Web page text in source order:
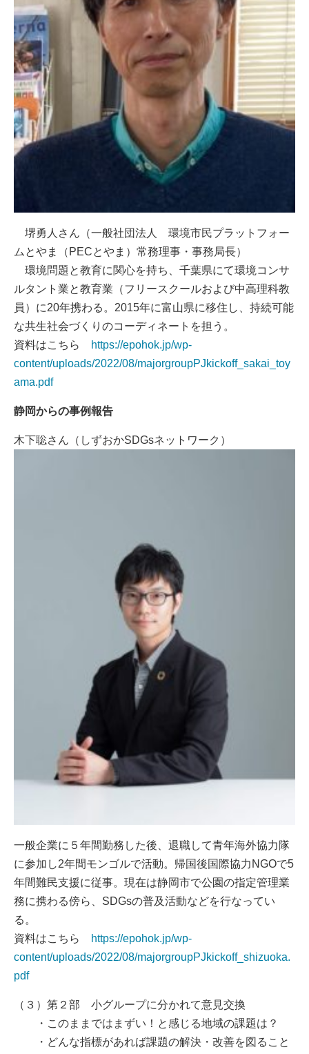
堺勇人さん（一般社団法人 環境市民プラットフォー
ムとやま（PECとやま）常務理事・事務局長）
環境問題と教育に関心を持ち、千葉県にて環境コンサ
ルタント業と教育業（フリースクールおよび中高理科教
員）に20年携わる。2015年に富山県に移住し、持続可能
な共生社会づくりのコーディネートを担う。
資料はこちら
https://epohok.jp/wp-
content/uploads/2022/08/majorgroupPJkickoff_sakai_toy
ama.pdf
静岡からの事例報告
木下聡さん（しずおかSDGsネットワーク）
一般企業に５年間勤務した後、退職して青年海外協力隊
に参加し2年間モンゴルで活動。帰国後国際協力NGOで5
年間難民支援に従事。現在は静岡市で公園の指定管理業
務に携わる傍ら、SDGsの普及活動などを行なってい
る。
資料はこちら
https://epohok.jp/wp-
content/uploads/2022/08/majorgroupPJkickoff_shizuoka.
pdf
（３）第２部 小グループに分かれて意見交換
・このままではまずい！と感じる地域の課題は？
・どんな指標があれば課題の解決・改善を図ること